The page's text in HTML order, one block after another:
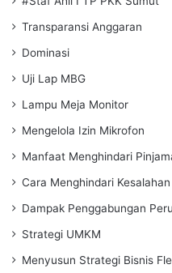
Transparansi Anggaran
Dominasi
Uji Lap MBG
Lampu Meja Monitor
Mengelola Izin Mikrofon
Manfaat Menghindari
Cara Menghindari
Dampak Penggabungan
Strategi UMKM
Menyusun Strategi Bisnis